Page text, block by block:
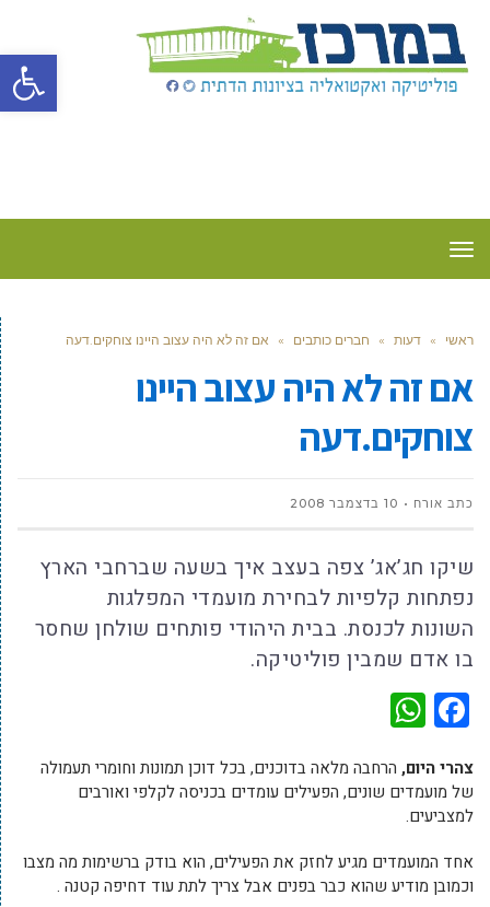
פתח
תפריט
ראשי » דעות » חברים כותבים » אם זה לא היה עצוב היינו צוחקים.דעה
אם זה לא היה עצוב היינו
צוחקים.דעה
כתב אורח 10 בדצמבר 2008
שיקו חג’אג’ צפה בעצב איך בשעה שברחבי הארץ
נפתחות קלפיות לבחירת מועמדי המפלגות
השונות לכנסת. בבית היהודי פותחים שולחן שחסר
בו אדם שמבין פוליטיקה.
Facebook
צהרי היום, הרחבה מלאה בדוכנים, בכל דוכן תמונות וחומרי תעמולה
של מועמדים שונים, הפעילים עומדים בכניסה לקלפי ואורבים
למצביעים.
אחד המועמדים מגיע לחזק את הפעילים, הוא בודק ברשימות מה מצבו
וכמובן מודיע שהוא כבר בפנים אבל צריך לתת עוד דחיפה קטנה .